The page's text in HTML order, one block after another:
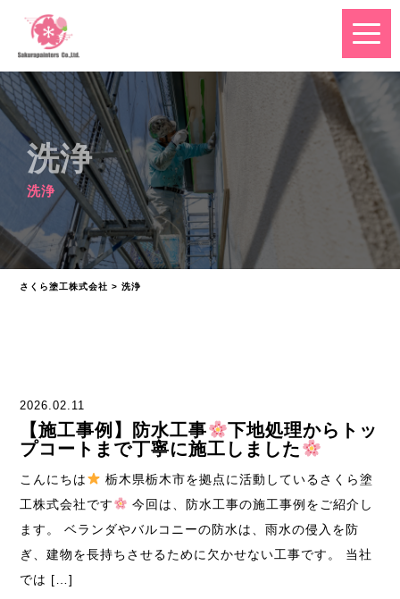
洗浄
洗浄
さくら塗工株式会社 >洗浄
2026.02.11
【施工事例】防水工事
下地処理からトッ
プコートまで丁寧に施工しました
こんにちは
栃木県栃木市を拠点に活動しているさくら塗
工株式会社です
今回は、防水工事の施工事例をご紹介し
ます。 ベランダやバルコニーの防水は、雨水の侵入を防
ぎ、建物を長持ちさせるために欠かせない工事です。 当社
では […]